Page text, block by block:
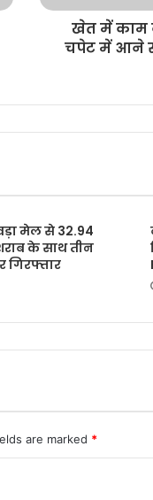
खेत में काम
चपेट में आने से
मेल से 32.94
के साथ तीन
गिरफ्तार
are marked *